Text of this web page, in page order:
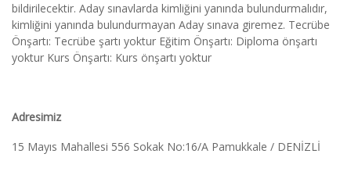
bildirilecektir. Aday sınavlarda kimliğini yanında bulundurmalıdır,
kimliğini yanında bulundurmayan Aday sınava giremez. Tecrübe
Önşartı: Tecrübe şartı yoktur Eğitim Önşartı: Diploma önşartı
yoktur Kurs Önşartı: Kurs önşartı yoktur
Adresimiz
15 Mayıs Mahallesi 556 Sokak No:16/A Pamukkale / DENİZLİ